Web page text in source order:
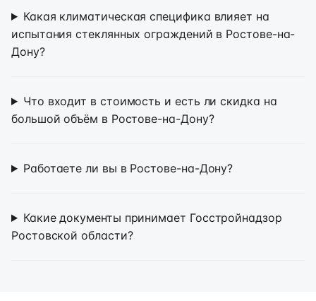
Какая климатическая специфика влияет на
испытания стеклянных ограждений в Ростове-на-
Дону?
Что входит в стоимость и есть ли скидка на
большой объём в Ростове-на-Дону?
Работаете ли вы в Ростове-на-Дону?
Какие документы принимает Госстройнадзор
Ростовской области?